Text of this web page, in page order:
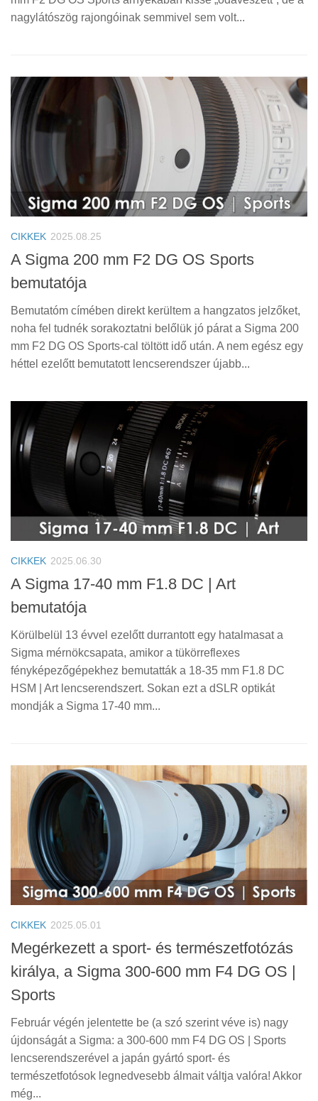
nagylátószög rajongóinak semmivel sem volt...
CIKKEK 2025.08.25
A Sigma 200 mm F2 DG OS Sports
bemutatója
Bemutatóm címében direkt kerültem a hangzatos jelzőket,
noha fel tudnék sorakoztatni belőlük jó párat a Sigma 200
mm F2 DG OS Sports-cal töltött idő után. A nem egész egy
héttel ezelőtt bemutatott lencserendszer újabb...
CIKKEK 2025.06.30
A Sigma 17-40 mm F1.8 DC | Art
bemutatója
Körülbelül 13 évvel ezelőtt durrantott egy hatalmasat a
Sigma mérnökcsapata, amikor a tükörreflexes
fényképezőgépekhez bemutatták a 18-35 mm F1.8 DC
HSM | Art lencserendszert. Sokan ezt a dSLR optikát
mondják a Sigma 17-40 mm...
CIKKEK 2025.05.01
Megérkezett a sport- és természetfotózás
királya, a Sigma 300-600 mm F4 DG OS |
Sports
Február végén jelentette be (a szó szerint véve is) nagy
újdonságát a Sigma: a 300-600 mm F4 DG OS | Sports
lencserendszerével a japán gyártó sport- és
természetfotósok legnedvesebb álmait váltja valóra! Akkor
még...